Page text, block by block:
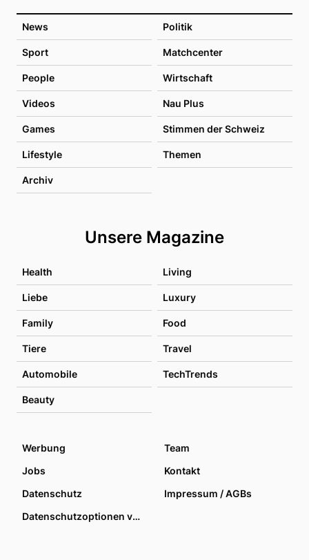
News Politik
Sport Matchcenter
People Wirtschaft
Videos Nau Plus
Games Stimmen der Schweiz
Lifestyle Themen
Archiv
Unsere Magazine
Health Living
Liebe Luxury
Family Food
Tiere Travel
Automobile TechTrends
Beauty
Werbung
Team
Jobs
Kontakt
Datenschutz
Impressum / AGBs
Datenschutzoptionen verwalten